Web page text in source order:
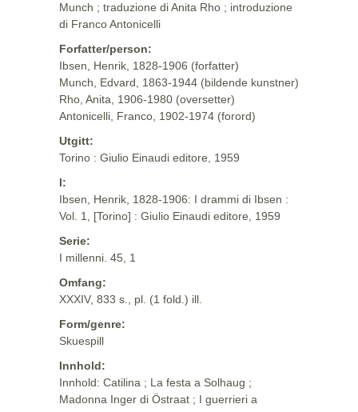
Munch ; traduzione di Anita Rho ; introduzione
di Franco Antonicelli
Forfatter/person:
Ibsen, Henrik, 1828-1906 (forfatter)
Munch, Edvard, 1863-1944 (bildende kunstner)
Rho, Anita, 1906-1980 (oversetter)
Antonicelli, Franco, 1902-1974 (forord)
Utgitt:
Torino : Giulio Einaudi editore, 1959
I:
Ibsen, Henrik, 1828-1906: I drammi di Ibsen :
Vol. 1, [Torino] : Giulio Einaudi editore, 1959
Serie:
I millenni. 45, 1
Omfang:
XXXIV, 833 s., pl. (1 fold.) ill.
Form/genre:
Skuespill
Innhold:
Innhold: Catilina ; La festa a Solhaug ;
Madonna Inger di Östraat ; I guerrieri a